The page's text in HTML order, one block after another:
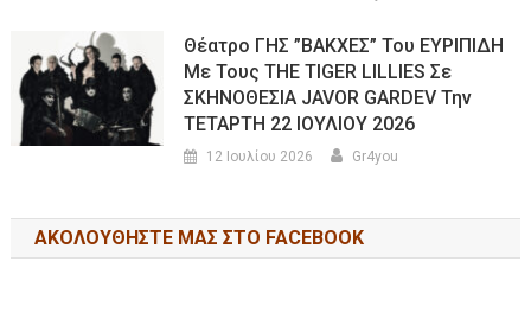
Θέατρο ΓΗΣ ”ΒΑΚΧΕΣ” Του ΕΥΡΙΠΙΔΗ
Με Τους THE TIGER LILLIES Σε
ΣΚΗΝΟΘΕΣΙΑ JAVOR GARDEV Την
ΤΕΤΑΡΤΗ 22 ΙΟΥΛΙΟΥ 2026
12 Ιουλίου 2026 Gr4you
ΑΚΟΛΟΥΘΉΣΤΕ ΜΑΣ ΣΤΟ FACEBOOK